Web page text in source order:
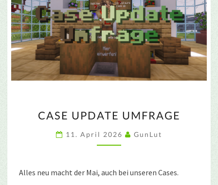
UPDATE
UMFRAGE
CASE UPDATE UMFRAGE
11. April 2026 GunLut
Alles neu macht der Mai, auch bei unseren Cases.